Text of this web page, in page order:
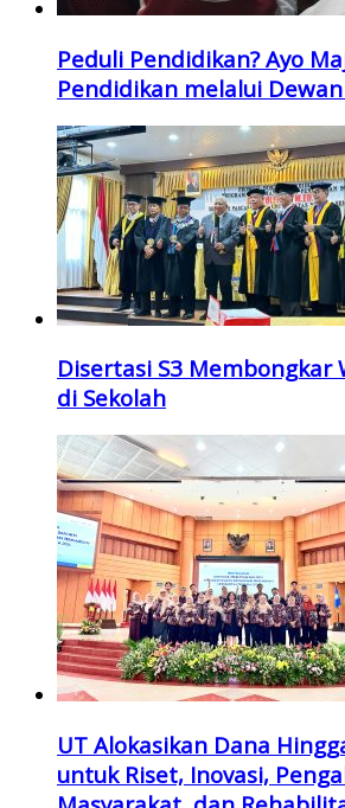
Peduli Pendidikan? Ayo
Pendidikan melalui
Disertasi S3 Membongkar
di Sekolah
UT Alokasikan Dana
untuk Riset, Inovasi,